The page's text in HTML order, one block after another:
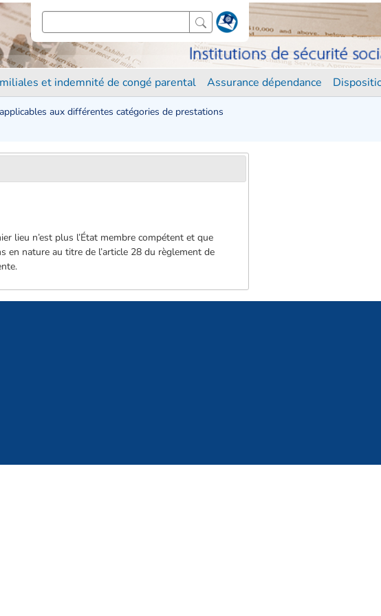
et indemnité de congé parental Assurance dépendance
aux différentes catégories de prestations
lieu n’est plus l’État membre compétent et que
en nature au titre de l’article 28 du règlement de